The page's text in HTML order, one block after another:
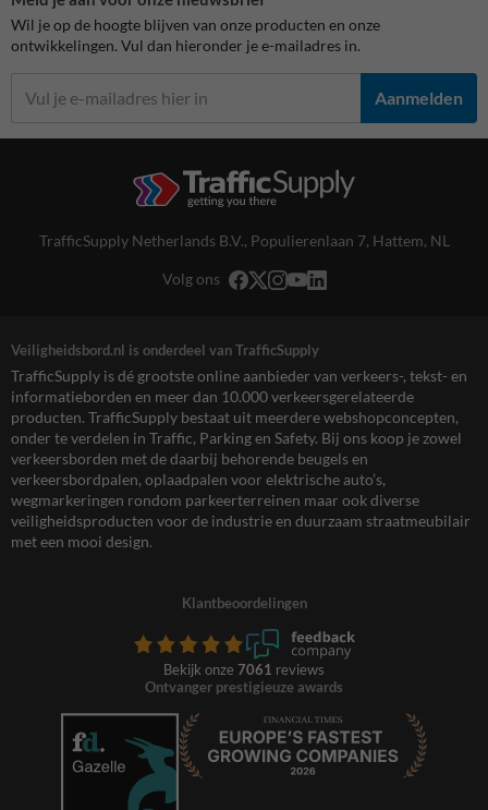
Wil je op de hoogte blijven van onze producten en onze
ontwikkelingen. Vul dan hieronder je e-mailadres in.
Aanmelden
TrafficSupply Netherlands B.V., Populierenlaan 7, Hattem, NL
Volg ons
Veiligheidsbord.nl is onderdeel van TrafficSupply
TrafficSupply is dé grootste online aanbieder van verkeers-, tekst- en
informatieborden en meer dan 10.000 verkeersgerelateerde
producten. TrafficSupply bestaat uit meerdere webshopconcepten,
onder te verdelen in Traffic, Parking en Safety. Bij ons koop je zowel
verkeersborden met de daarbij behorende beugels en
verkeersbordpalen, oplaadpalen voor elektrische auto’s,
wegmarkeringen rondom parkeerterreinen maar ook diverse
veiligheidsproducten voor de industrie en duurzaam straatmeubilair
met een mooi design.
Klantbeoordelingen
Bekijk onze 7061 reviews
Ontvanger prestigieuze awards